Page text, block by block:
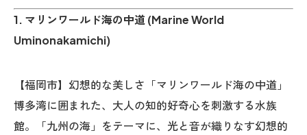
1. マリンワールド海の中道 (Marine World
Uminonakamichi)
【福岡市】幻想的な美しさ「マリンワールド海の中道」
博多湾に囲まれた、大人の知的好奇心を刺激する水族
館。「九州の海」をテーマに、光と音が織りなす幻想的